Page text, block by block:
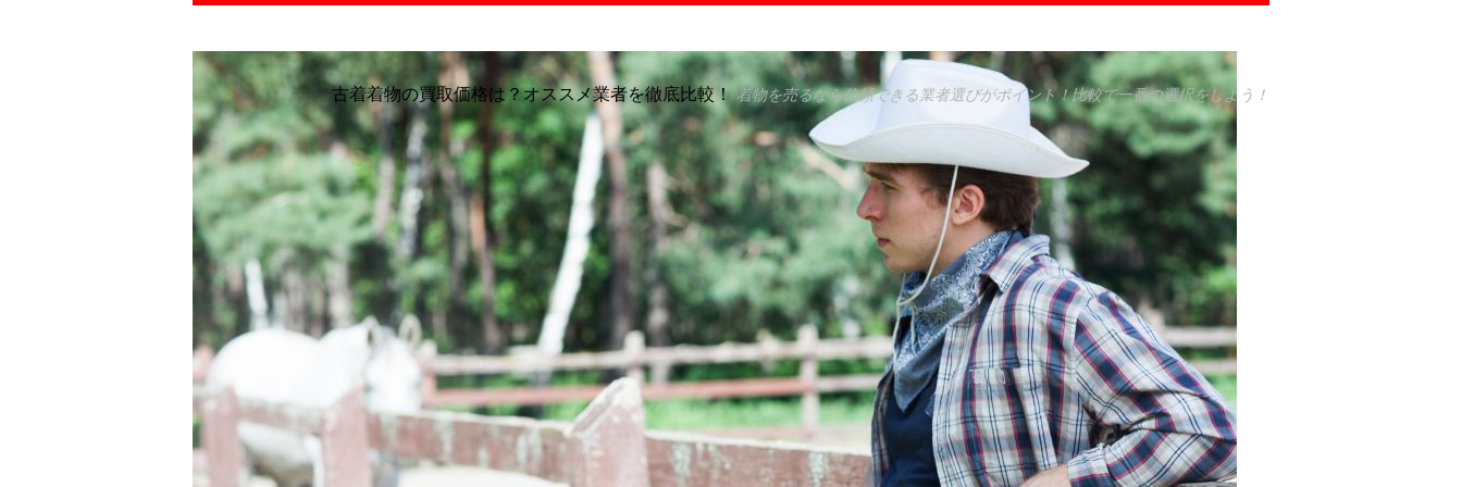
古着着物の買取価格は？オススメ業者を徹底比較！ 着物を売るなら信頼できる業者選びがポイント！比較で一番の選択をしよう！